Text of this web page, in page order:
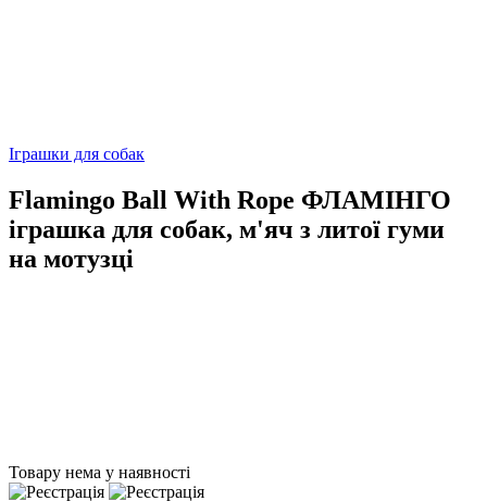
Іграшки для собак
Flamingo Ball With Rope ФЛАМІНГО
іграшка для собак, м'яч з литої гуми
на мотузці
Товару нема у наявності